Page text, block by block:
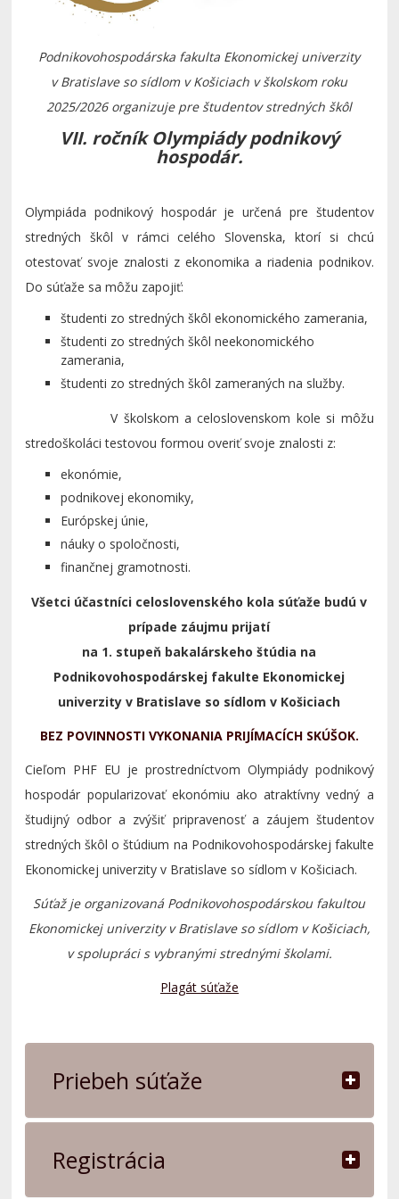
Podnikovohospodárska fakulta Ekonomickej univerzity
v Bratislave so sídlom v Košiciach v školskom roku
2025/2026 organizuje pre študentov stredných škôl
VII. ročník Olympiády podnikový
hospodár.
Olympiáda podnikový hospodár je určená pre študentov
stredných škôl v rámci celého Slovenska, ktorí si chcú
otestovať svoje znalosti z ekonomika a riadenia podnikov.
Do súťaže sa môžu zapojiť:
študenti zo stredných škôl ekonomického zamerania,
študenti zo stredných škôl neekonomického
zamerania,
študenti zo stredných škôl zameraných na služby.
V školskom a celoslovenskom kole si môžu
stredoškoláci testovou formou overiť svoje znalosti z:
ekonómie,
podnikovej ekonomiky,
Európskej únie,
náuky o spoločnosti,
finančnej gramotnosti.
Všetci účastníci celoslovenského kola súťaže budú v
prípade záujmu prijatí
na 1. stupeň bakalárskeho štúdia na
Podnikovohospodárskej fakulte Ekonomickej
univerzity v Bratislave so sídlom v Košiciach
BEZ POVINNOSTI VYKONANIA PRIJÍMACÍCH SKÚŠOK.
Cieľom PHF EU je prostredníctvom Olympiády podnikový
hospodár popularizovať ekonómiu ako atraktívny vedný a
študijný odbor a zvýšiť pripravenosť a záujem študentov
stredných škôl o štúdium na Podnikovohospodárskej fakulte
Ekonomickej univerzity v Bratislave so sídlom v Košiciach.
Súťaž je organizovaná Podnikovohospodárskou fakultou
Ekonomickej univerzity v Bratislave so sídlom v Košiciach,
v spolupráci s vybranými strednými školami.
Plagát súťaže
Priebeh súťaže
Olympiáda podnikový hospodár pozostáva z:
Registrácia